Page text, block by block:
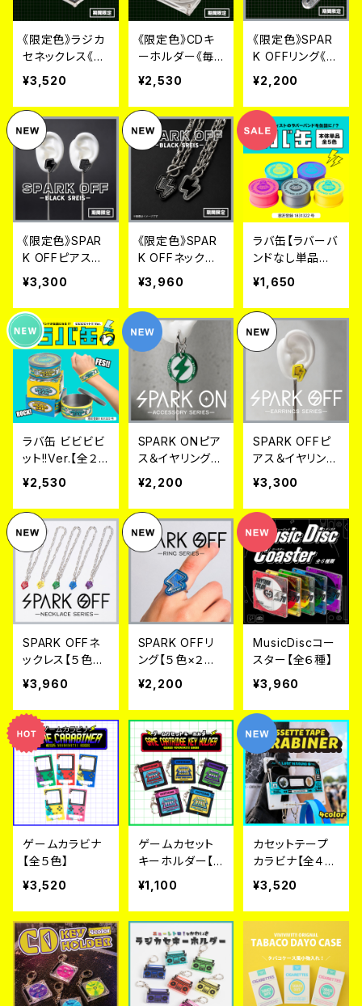
《限定色》ラジカ
セネックレス《毎
月６日~９日のみ
発売》
¥3,520
《限定色》CDキ
ーホルダー《毎
月６日~９日のみ
販売》
¥2,530
《限定色》SPAR
K OFFリング《毎
月６日~９日のみ
販売》
¥2,200
《限定色》SPAR
K OFFピアス&
イヤリング《毎月
６日~９日のみ販
売》
¥3,300
《限定色》SPAR
K OFFネックレ
ス《毎月６日~９
日のみ販売》
¥3,960
ラバ缶【ラバーバ
ンドなし単品／
全５色】
¥1,650
ラバ缶 ビビビビ
ット!!Ver.【全２
色】
¥2,530
SPARK ONピア
ス＆イヤリング
【全５色】
¥2,200
SPARK OFFピ
アス＆イヤリング
【５色×２デザイ
ン】
¥3,300
SPARK OFFネ
ックレス【５色×
２デザイン】
¥3,960
SPARK OFFリ
ング【５色×２デ
ザイン】
¥2,200
MusicDiscコー
スター【全６種】
¥3,960
ゲームカラビナ
【全５色】
¥3,520
ゲームカセット
キーホルダー【５
色】
¥1,100
カセットテープ
カラビナ【全４
色】
¥3,520